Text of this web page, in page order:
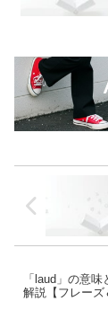
「laud」の意
解説【フレーズ